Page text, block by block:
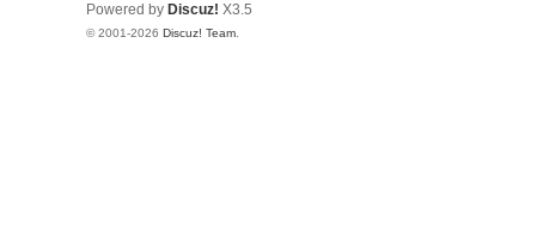
Powered by Discuz! X3.5
© 2001-2026 Discuz! Team